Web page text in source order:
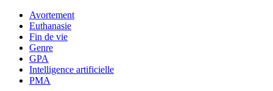
Avortement
Euthanasie
Fin de vie
Genre
GPA
Intelligence artificielle
PMA